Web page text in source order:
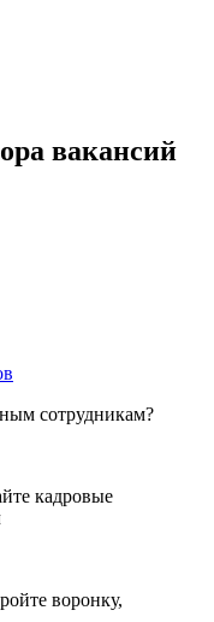
вакансий
сотрудникам?
кадровые
воронку,